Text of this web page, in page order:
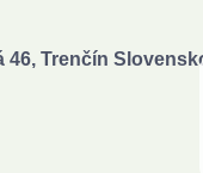
46, Trenčín